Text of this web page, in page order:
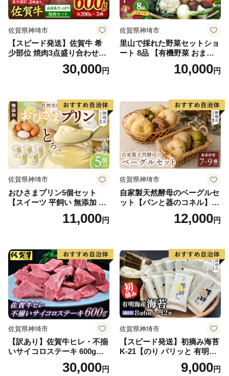
佐賀県神埼市
【スピード発送】佐賀牛 希
少部位 焼肉3点盛り合わせ
【赤身系さっぱり】600g（2
00g×3種）A5 A4【希少 国産
30,000円
佐賀県神埼市
里山で採れた野菜セットショ
ート 8品 【有機野菜 おまか
せ野菜セット イタリア野菜
西洋野菜】(H078101)10,000円
佐賀県神埼市
おひさまプリン5個セット
【スイーツ 平飼い 無添加 有
精卵 ミルン牧場 牛乳 プリン
県 プリンマップ】(H073108)
11,000円
佐賀県神埼市
自家製天然酵母のベーグルセ
ット【パンと器のコネル】
【パンと器のコネル もっち
りベーグル 国産小麦 パン 自
12,000円
佐賀県神埼市
【訳あり】佐賀牛ヒレ・不揃
いサイコロステーキ 600g
【訳あり 牛肉 牛 佐賀牛 不揃
い ヒレ 切り落とし 600g】(H
30,000円
佐賀県神埼市
【スピード発送】初摘み海苔
K-21【のり パリッと 有明海
産 旨味 塩味 味付 焼き 極上
絶品 無添加 ミネラル 天然
9,000円